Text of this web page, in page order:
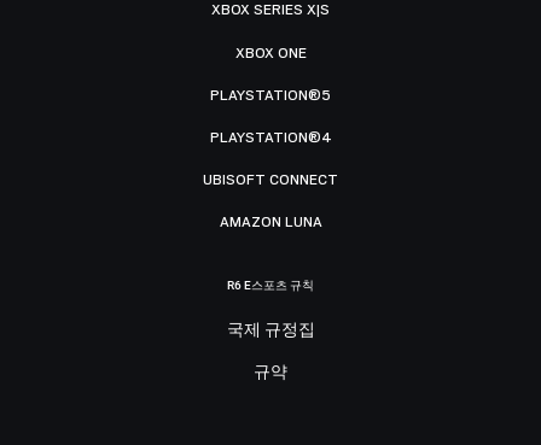
XBOX SERIES X|S
XBOX ONE
PLAYSTATION®5
PLAYSTATION®4
UBISOFT CONNECT
AMAZON LUNA
R6 E스포츠 규칙
국제 규정집
규약